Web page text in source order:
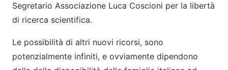
Segretario Associazione Luca Coscioni per la libertà
di ricerca scientifica.
Le possibilità di altri nuovi ricorsi, sono
potenzialmente infiniti, e ovviamente dipendono